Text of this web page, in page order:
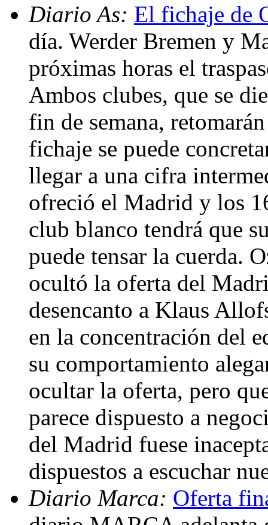
Diario As: El fichaje de
día. Werder Bremen y
próximas horas el
Ambos clubes, que se
fin de semana,
fichaje se puede
llegar a una cifra
ofreció el Madrid y los
club blanco tendrá que
puede tensar la cuerda.
ocultó la oferta del
desencanto a Klaus
en la concentración del
su comportamiento
ocultar la oferta, pero
parece dispuesto a
del Madrid fuese
dispuestos a escuchar
Diario Marca: Oferta